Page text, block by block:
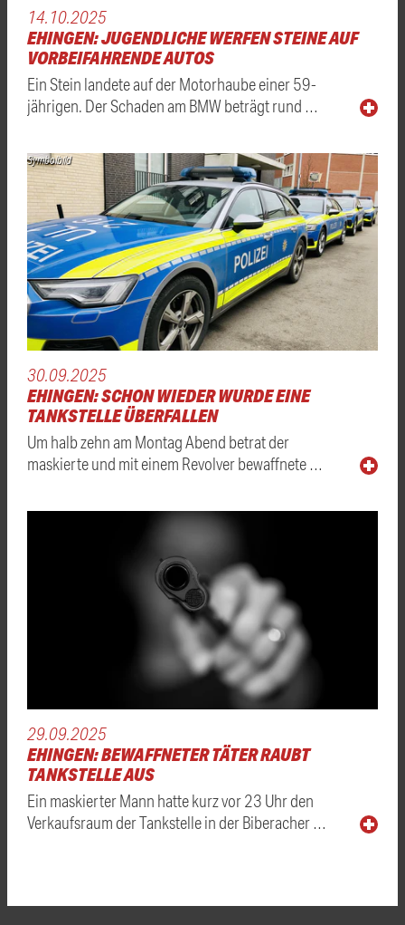
14.10.2025
EHINGEN: JUGENDLICHE WERFEN STEINE AUF
VORBEIFAHRENDE AUTOS
Ein Stein landete auf der Motorhaube einer 59-
jährigen. Der Schaden am BMW beträgt rund …
Symbolbild
30.09.2025
EHINGEN: SCHON WIEDER WURDE EINE
TANKSTELLE ÜBERFALLEN
Um halb zehn am Montag Abend betrat der
maskierte und mit einem Revolver bewaffnete …
29.09.2025
EHINGEN: BEWAFFNETER TÄTER RAUBT
TANKSTELLE AUS
Ein maskierter Mann hatte kurz vor 23 Uhr den
Verkaufsraum der Tankstelle in der Biberacher …